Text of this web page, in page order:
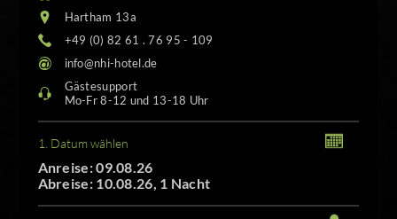
Hartham 13a
+49 (0) 82 61 . 76 95 - 109
info@nhi-hotel.de
Gästesupport
Mo-Fr 8-12 und 13-18 Uhr
1. Datum wählen
Anreise: 09.08.26
Abreise: 10.08.26, 1 Nacht